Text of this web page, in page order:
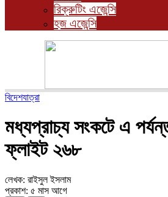
রিক্রুটিং এজেন্সি
হজ এজেন্সি
বিদেশযাত্রা
মধ্যপ্রাচ্য সংকটে এ
ফ্লাইট ২৬৮
লেখক: রাইসুল ইসলাম
প্রকাশ: ৫ মাস আগে